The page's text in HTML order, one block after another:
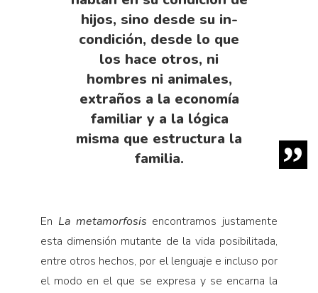
hijos, sino desde su in-
condición, desde lo que
los hace otros, ni
hombres ni animales,
extraños a la economía
familiar y a la lógica
misma que estructura la
familia.
En La metamorfosis encontramos justamente
esta dimensión mutante de la vida posibilitada,
entre otros hechos, por el lenguaje e incluso por
el modo en el que se expresa y se encarna la